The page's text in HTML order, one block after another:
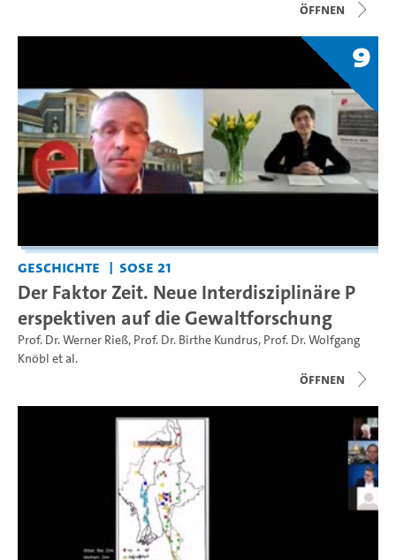
Öffnen
9
Geschichte SoSe 21
Der Faktor Zeit. Neue Interdisziplinäre P
erspektiven auf die Gewaltforschung
Prof. Dr. Werner Rieß, Prof. Dr. Birthe Kundrus, Prof. Dr. Wolfgang
Knöbl et al.
Öffnen